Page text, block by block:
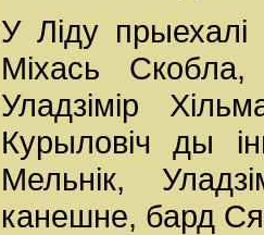
У Ліду
Міхась
Уладзімір
Курыловіч ды
Мельнік,
канешне, бард